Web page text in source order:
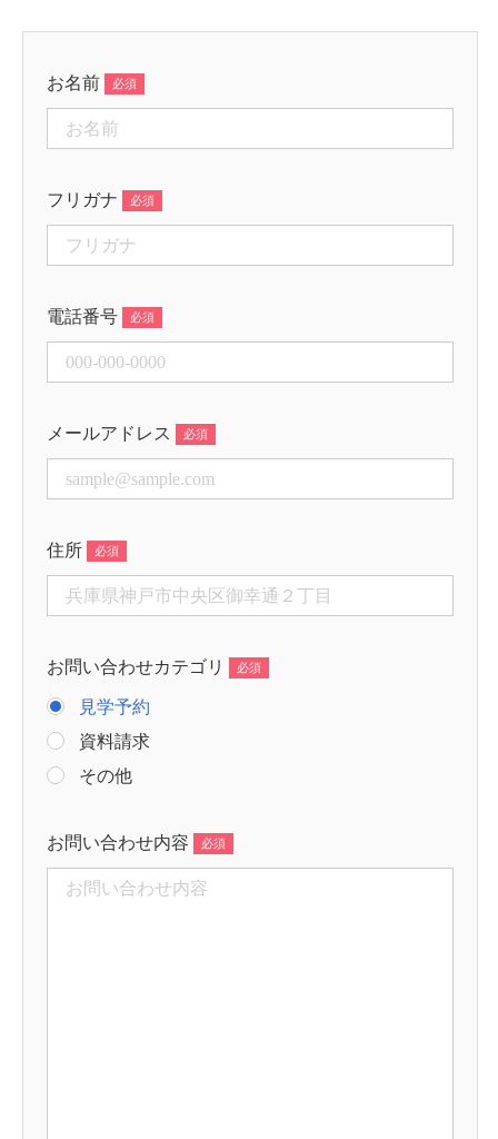
お名前
フリガナ
電話番号
メールアドレス
住所
お問い合わせカテゴリ
見学予約
資料請求
その他
お問い合わせ内容